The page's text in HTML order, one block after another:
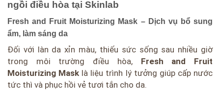
ngồi điều hòa tại Skinlab
Fresh and Fruit Moisturizing Mask – Dịch vụ bổ sung
ẩm, làm sáng da
Đối với làn da xỉn màu, thiếu sức sống sau nhiều giờ
trong môi trường điều hòa, Fresh and Fruit
Moisturizing Mask là liệu trình lý tưởng giúp cấp nước
tức thì và phục hồi vẻ tươi tắn cho da.